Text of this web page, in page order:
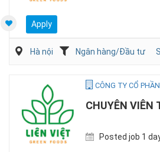
Apply
Hà nội Ngân hàng/Đầu tư
CÔNG TY CỔ
CHUYÊN VIÊN
Posted job 1